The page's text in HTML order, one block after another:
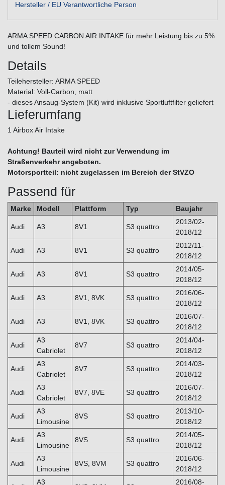
Hersteller / EU Verantwortliche Person
ARMA SPEED CARBON AIR INTAKE für mehr Leistung bis zu 5%
und tollem Sound!
Details
Teilehersteller: ARMA SPEED
Material: Voll-Carbon, matt
- dieses Ansaug-System (Kit) wird inklusive Sportluftfilter geliefert
Lieferumfang
1 Airbox Air Intake
Achtung! Bauteil wird nicht zur Verwendung im
Straßenverkehr angeboten.
Motorsportteil: nicht zugelassen im Bereich der StVZO
Passend für
Marke Modell Plattform Typ Baujahr
Audi A3 8V1 S3 quattro
2013/02-
2018/12
Audi A3 8V1 S3 quattro
2012/11-
2018/12
Audi A3 8V1 S3 quattro
2014/05-
2018/12
Audi A3 8V1, 8VK S3 quattro
2016/06-
2018/12
Audi A3 8V1, 8VK S3 quattro
2016/07-
2018/12
Audi
A3
Cabriolet
8V7 S3 quattro
2014/04-
2018/12
Audi
A3
Cabriolet
8V7 S3 quattro
2014/03-
2018/12
Audi
A3
Cabriolet
8V7, 8VE S3 quattro
2016/07-
2018/12
Audi
A3
Limousine
8VS S3 quattro
2013/10-
2018/12
Audi
A3
Limousine
8VS S3 quattro
2014/05-
2018/12
Audi
A3
Limousine
8VS, 8VM S3 quattro
2016/06-
2018/12
A3 2016/08-